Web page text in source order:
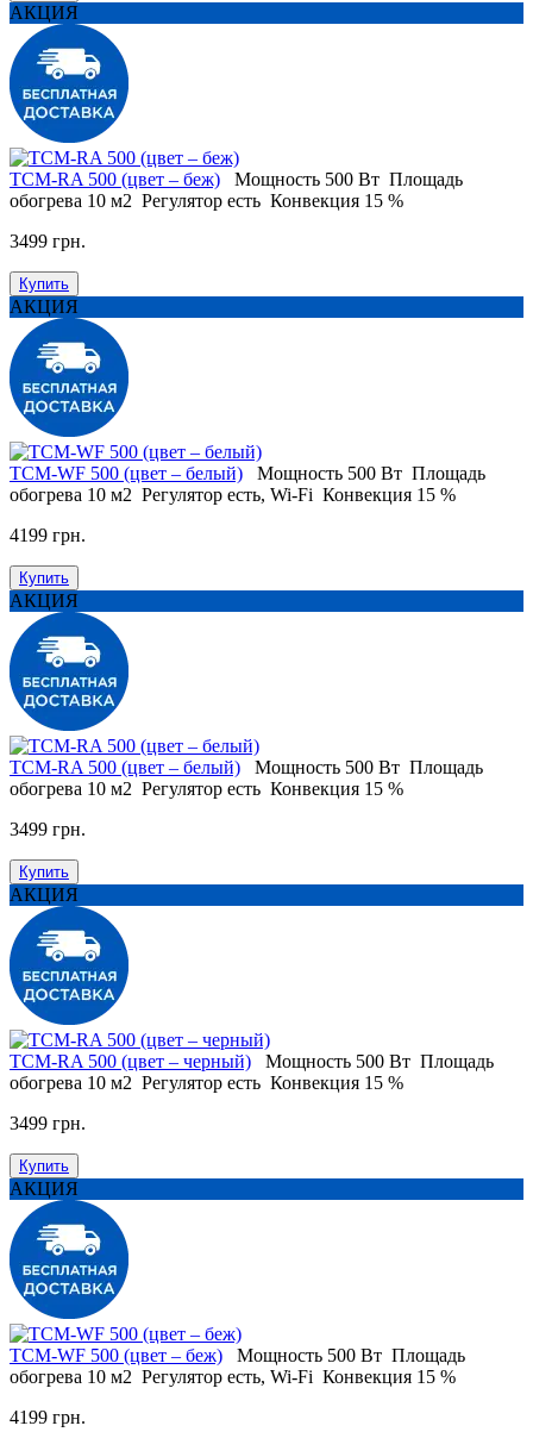
АКЦИЯ
ТСM-RA 500 (цвет – беж) Мощность 500 Вт Площадь
обогрева 10 м2 Регулятор есть Конвекция 15 %
3499 грн.
Купить
АКЦИЯ
ТСM-WF 500 (цвет – белый) Мощность 500 Вт Площадь
обогрева 10 м2 Регулятор есть, Wi-Fi Конвекция 15 %
4199 грн.
Купить
АКЦИЯ
ТСM-RA 500 (цвет – белый) Мощность 500 Вт Площадь
обогрева 10 м2 Регулятор есть Конвекция 15 %
3499 грн.
Купить
АКЦИЯ
ТСM-RA 500 (цвет – черный) Мощность 500 Вт Площадь
обогрева 10 м2 Регулятор есть Конвекция 15 %
3499 грн.
Купить
АКЦИЯ
ТСM-WF 500 (цвет – беж) Мощность 500 Вт Площадь
обогрева 10 м2 Регулятор есть, Wi-Fi Конвекция 15 %
4199 грн.